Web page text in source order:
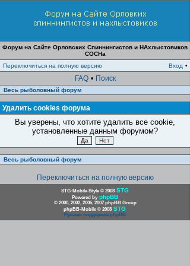
Форум на Сайте Орловских Спиннингистов и НАхлыстовиков
СОСНа
Переключиться на полную версию
Вход •
FAQ • Поиск
Весь рыболовный форум
Удалить cookies форума
Вы уверены, что хотите удалить все cookie,
установленные данным форумом?
Весь рыболовный форум
Переключиться на полную версию
STG-Mobile Style © 2008 STG
Powered by phpBB
© 2000, 2002, 2005, 2007 phpBB Group
phpBB-Mobile © 2008 STG
Русская поддержка phpBB